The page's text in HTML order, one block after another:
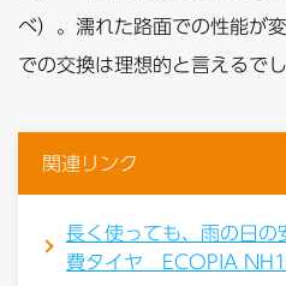
べ）。濡れた路面での性能が
での交換は理想的と言えるでし
関連リンク
長く使っても、雨の日の
費タイヤ ECOPIA